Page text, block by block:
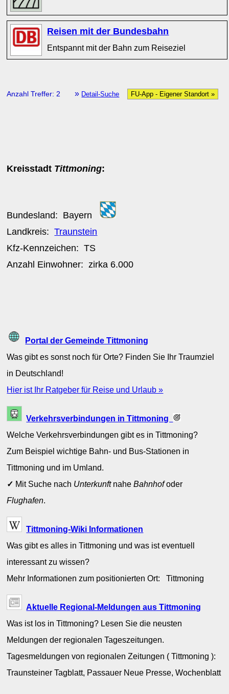
Reisen mit der Bundesbahn
Entspannt mit der Bahn zum Reiseziel
Anzahl Treffer: 2 » Detail-Suche FU-App - Eigener Standort »
Kreisstadt Tittmoning:
Bundesland: Bayern
Landkreis:Traunstein
Kfz-Kennzeichen:TS
Anzahl Einwohner: zirka 6.000
Portal der Gemeinde Tittmoning
Was gibt es sonst noch für Orte? Finden Sie Ihr Traumziel
in Deutschland!
Hier ist Ihr Ratgeber für Reise und Urlaub »
Verkehrsverbindungen in Tittmoning
Welche Verkehrsverbindungen gibt es in Tittmoning?
Zum Beispiel wichtige Bahn- und Bus-Stationen in
Tittmoning und im Umland.
✓ Mit Suche nach UnterkunftnaheBahnhofoder
Flughafen.
Tittmoning-Wiki Informationen
Was gibt es alles in Tittmoning und was ist eventuell
interessant zu wissen?
Mehr Informationen zum positionierten Ort: Tittmoning
Aktuelle Regional-Meldungen aus Tittmoning
Was ist los in Tittmoning? Lesen Sie die neusten
Meldungen der regionalen Tageszeitungen.
Tagesmeldungen von regionalen Zeitungen ( Tittmoning ):
Traunsteiner Tagblatt, Passauer Neue Presse, Wochenblatt